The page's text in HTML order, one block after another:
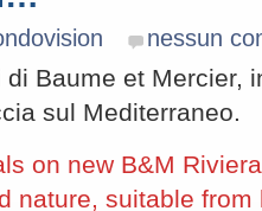
nessun
Baume et Mercier,
sul Mediterraneo.
on new B&M
nature, suitable